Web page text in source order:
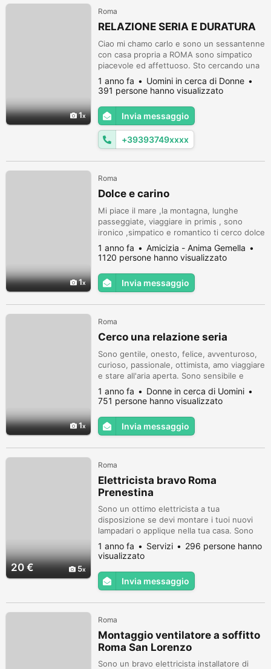
1
Roma
RELAZIONE SERIA E DURATURA
Ciao mi chamo carlo e sono un sessantenne
con casa propria a ROMA sono simpatico
piacevole ed affettuoso. Sto cercando una
donna di 50-55 anni con pari requisiti a
ROMA o disposta a trasferirsi a ROMA in
casa mia per iniziare una stabile e duratura
relazione che potrà evolversi col tempo in
matrimonio. Astenersi perditempo e
mercenarie.Se sei interessata all...
1 anno fa
Uomini in cerca di Donne
391 persone hanno visualizzato
Invia messaggio
+39393749xxxx
1
Roma
Dolce e carino
Mi piace il mare ,la montagna, lunghe
passeggiate, viaggiare in primis , sono
ironico ,simpatico e romantico ti cerco dolce
e carina ,ho una buona presenza, sono
graditi sms
1 anno fa
Amicizia - Anima Gemella
1120 persone hanno visualizzato
Invia messaggio
1
Roma
Cerco una relazione seria
Sono gentile, onesto, felice, avventuroso,
curioso, passionale, ottimista, amo viaggiare
e stare all'aria aperta. Sono sensibile e
trovo gioia nel rendere felici le altre
persone e nel vederle sorridere. Un pasto
delizioso e un bicchiere di ottimo vino rosso
sono la mia serata perfetta. Mi piacciono gli
sport per spettatori e la musica dal vivo di
1 anno fa
Donne in cerca di Uomini
751 persone hanno visualizzato
Invia messaggio
20 € 5
Roma
Elettricista bravo Roma
Prenestina
Sono un ottimo elettricista a tua
disposizione se devi montare i tuoi nuovi
lampadari o applique nella tua casa. Sono
specializzato in illuminazione di interni.
Questo è il mio lavoro e faccio solo questo.
ventilatori a soffitto sia radio che con filo.
Contattami tranquillamente con whatsapp
1 anno fa Servizi
296 persone hanno
visualizzato
Invia messaggio
Roma
Montaggio ventilatore a soffitto
Roma San Lorenzo
Sono un bravo elettricista installatore di